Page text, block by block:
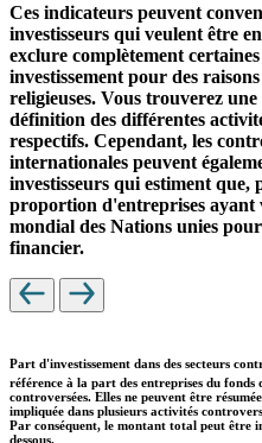
Ces indicateurs peuvent
investisseurs qui veulent être
exclure complètement
investissement pour des
religieuses. Vous trouverez
définition des différentes
respectifs. Cependant, les
internationales peuvent
investisseurs qui estiment que,
proportion d'entreprises ayant
mondial des Nations unies
financier.
Part d'investissement dans des secteurs
référence à la part des entreprises du fonds
controversées. Elles ne peuvent être
impliquée dans plusieurs activités
Par conséquent, le montant total peut être
dessous.